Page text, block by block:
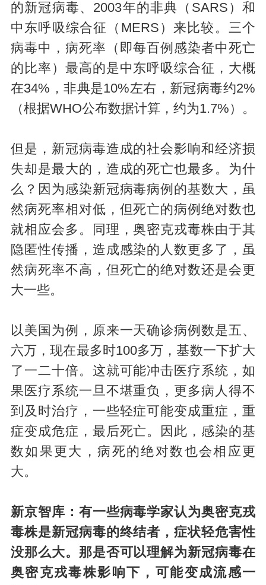
的新冠病毒、2003年的非典（SARS）和
中东呼吸综合征（MERS）来比较。三个
病毒中，病死率（即每百例感染者中死亡
的比率）最高的是中东呼吸综合征，大概
在34%，非典是10%左右，新冠病毒约2%
（根据WHO公布数据计算，约为1.7%）。
但是，新冠病毒造成的社会影响和经济损
失却是最大的，造成的死亡也最多。为什
么？因为感染新冠病毒病例的基数大，虽
然病死率相对低，但死亡的病例绝对数也
就相应会多。同理，奥密克戎毒株由于其
隐匿性传播，造成感染的人数更多了，虽
然病死率不高，但死亡的绝对数还是会更
大一些。
以美国为例，原来一天确诊病例数是五、
六万，现在最多时100多万，基数一下扩大
了一二十倍。这就可能冲击医疗系统，如
果医疗系统一旦不堪重负，更多病人得不
到及时治疗，一些轻症可能变成重症，重
症变成危症，最后死亡。因此，感染的基
数如果更大，病死的绝对数也会相应更
大。
新京智库：有一些病毒学家认为奥密克戎
毒株是新冠病毒的终结者，症状轻危害性
没那么大。那是否可以理解为新冠病毒在
奥密克戎毒株影响下，可能变成流感一